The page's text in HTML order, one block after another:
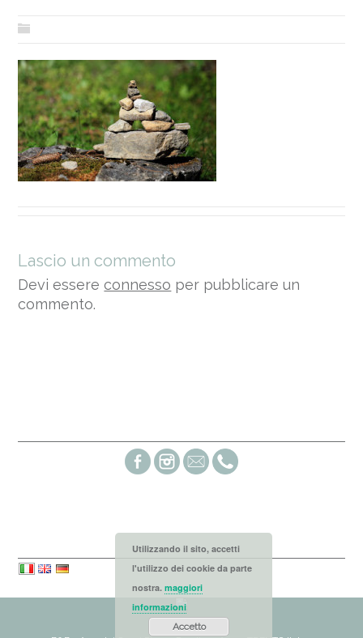
Lascio un commento
Devi essere connesso per pubblicare un
commento.
Utilizzando il sito, accetti
l'utilizzo dei cookie da parte
nostra. maggiori
informazioni
Accetto